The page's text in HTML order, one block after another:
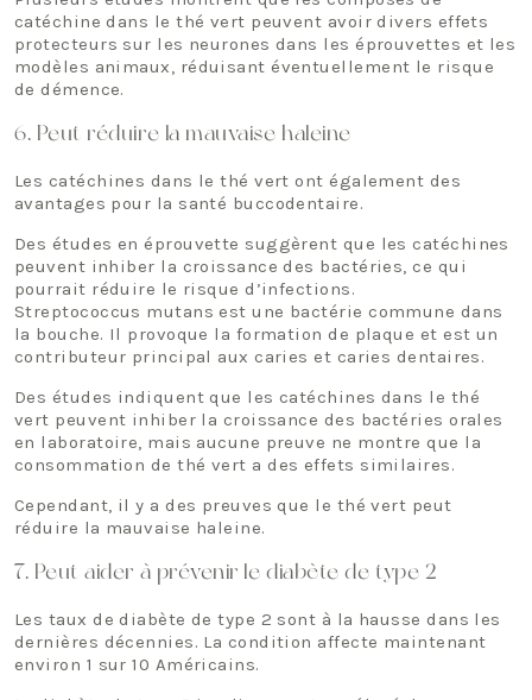
catéchine dans le thé vert peuvent avoir divers effets
protecteurs sur les neurones dans les éprouvettes et les
modèles animaux, réduisant éventuellement le risque
de démence.
6. Peut réduire la mauvaise haleine
Les catéchines dans le thé vert ont également des
avantages pour la santé buccodentaire.
Des études en éprouvette suggèrent que les catéchines
peuvent inhiber la croissance des bactéries, ce qui
pourrait réduire le risque d’infections.
Streptococcus mutans est une bactérie commune dans
la bouche. Il provoque la formation de plaque et est un
contributeur principal aux caries et caries dentaires.
Des études indiquent que les catéchines dans le thé
vert peuvent inhiber la croissance des bactéries orales
en laboratoire, mais aucune preuve ne montre que la
consommation de thé vert a des effets similaires.
Cependant, il y a des preuves que le thé vert peut
réduire la mauvaise haleine.
7. Peut aider à prévenir le diabète de type 2
Les taux de diabète de type 2 sont à la hausse dans les
dernières décennies. La condition affecte maintenant
environ 1 sur 10 Américains.